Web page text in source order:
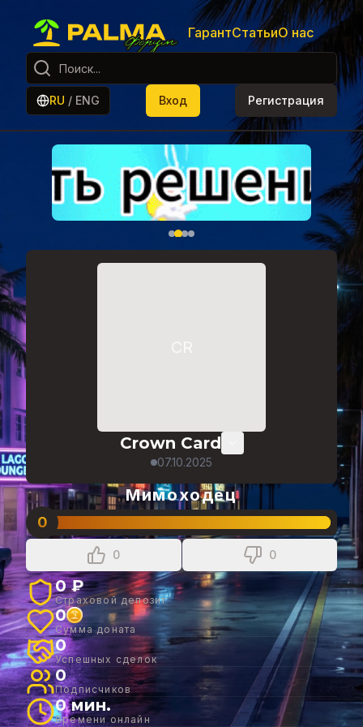
ГарантСтатьиО нас
RU / ENG Вход Регистрация
Crown Card
07.10.2025
Мимоходец
0
0 0
0 ₽
Страховой депозит
0
Сумма доната
0
Успешных сделок
0
Подписчиков
0 мин.
Времени онлайн